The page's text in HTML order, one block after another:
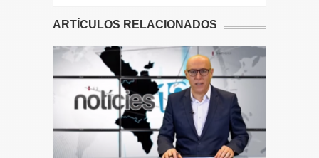
ARTÍCULOS RELACIONADOS